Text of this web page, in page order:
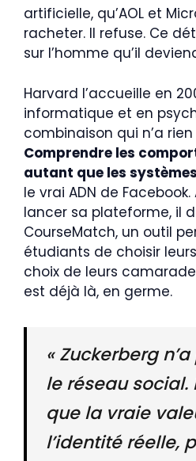
artificielle, qu’AOL et
racheter. Il refuse. Ce
sur l’homme qu’il
Harvard l’accueille en
informatique et en
combinaison qui n’a rien
Comprendre les
autant que les
le vrai ADN de
lancer sa plateforme, il
CourseMatch, un outil
étudiants de choisir
choix de leurs
est déjà là, en germe.
« Zuckerberg
le réseau social.
que la vraie
l’identité réelle,